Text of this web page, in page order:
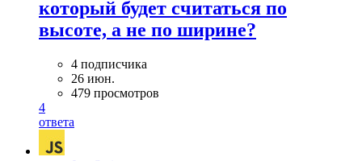
который будет считаться по
высоте, а не по ширине?
4 подписчика
26 июн.
479 просмотров
4
ответа